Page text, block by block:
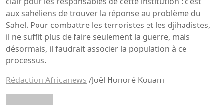
aux sahéliens de trouver la réponse au problème du
Sahel. Pour combattre les terroristes et les djihadistes,
il ne suffit plus de faire seulement la guerre, mais
désormais, il faudrait associer la population à ce
processus.
Rédaction Africanews /Joël Honoré Kouam